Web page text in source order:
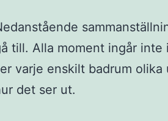
till. Alla moment ingår
varje enskilt badrum
det ser ut.